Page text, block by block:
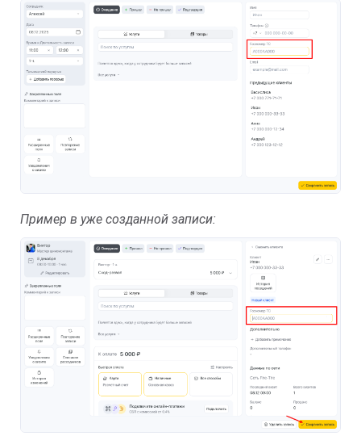
Пример в уже созданной записи: